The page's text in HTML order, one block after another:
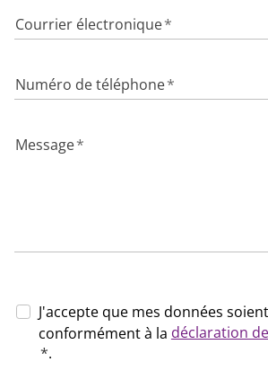
Courrier électronique*
Numéro de téléphone*
Message*
J'accepte que mes données
conformément à la déclaration
*.